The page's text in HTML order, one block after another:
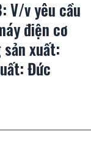
V/v yêu cầu
điện cơ
sản xuất:
Đức